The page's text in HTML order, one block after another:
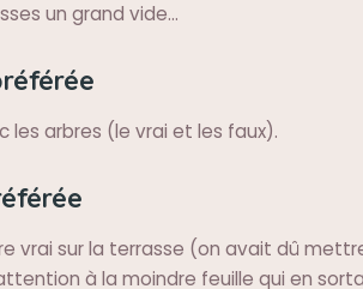
un grand vide...
les arbres (le vrai et les faux).
vrai sur la terrasse (on avait dû
à la moindre feuille qui en